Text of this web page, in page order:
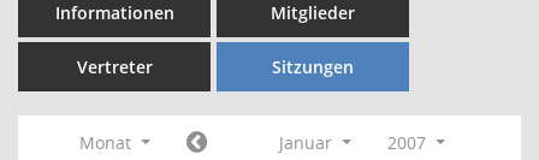
Informationen Mitglieder
Vertreter Sitzungen
Monat Januar
2007